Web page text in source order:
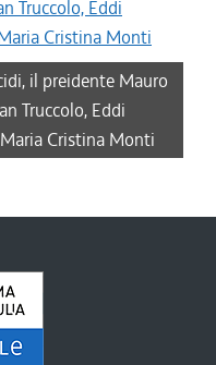
il preidente Mauro
Truccolo, Eddi
Cristina Monti